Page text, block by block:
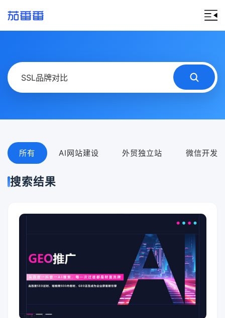
所有 AI网站建设 外贸独立站 微信开发
搜索结果